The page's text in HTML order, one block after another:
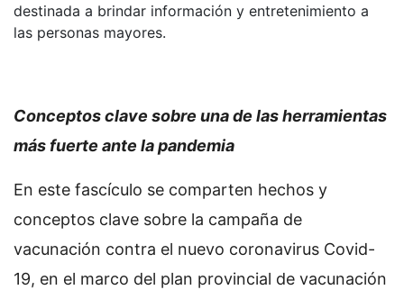
destinada a brindar información y entretenimiento a
las personas mayores.
Conceptos clave sobre una de las herramientas
más fuerte ante la pandemia
En este fascículo se comparten hechos y
conceptos clave sobre la campaña de
vacunación contra el nuevo coronavirus Covid-
19, en el marco del plan provincial de vacunación